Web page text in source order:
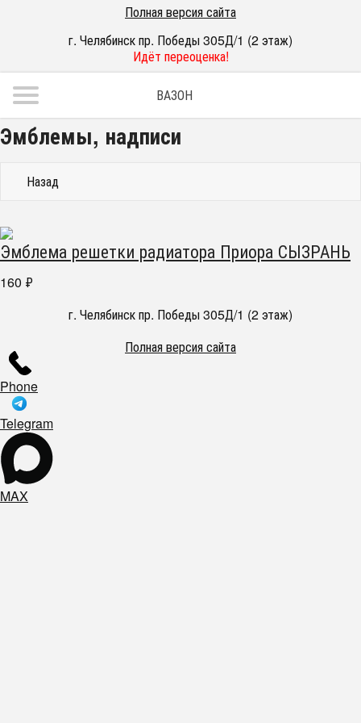
Полная версия сайта
г. Челябинск пр. Победы 305Д/1 (2 этаж)
Идёт переоценка!
ВАЗОН
Эмблемы, надписи
Назад
Эмблема решетки радиатора Приора СЫЗРАНЬ
160 ₽
г. Челябинск пр. Победы 305Д/1 (2 этаж)
Полная версия сайта
Phone
Telegram
MAX